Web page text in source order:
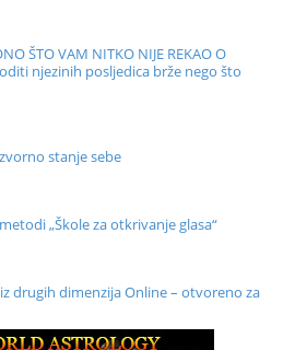
ŠTO VAM NITKO NIJE REKAO O
njezinih posljedica brže nego što
stanje sebe
„Škole za otkrivanje glasa“
drugih dimenzija Online – otvoreno za